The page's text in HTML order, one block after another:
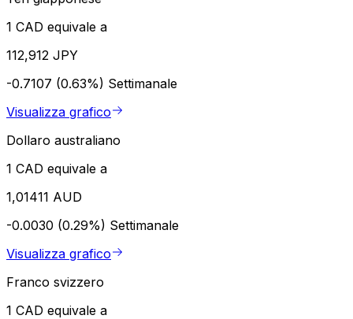
1 CAD equivale a
112,912 JPY
-0.7107 (0.63%) Settimanale
Visualizza grafico
Dollaro australiano
1 CAD equivale a
1,01411 AUD
-0.0030 (0.29%) Settimanale
Visualizza grafico
Franco svizzero
1 CAD equivale a